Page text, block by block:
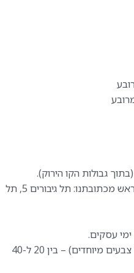
איסוף עצמי – ללא עלות, בתיאום מראש מכתובתנו: תל גיבורים 5, תל
מוצרים בהתאמה אישית (מידות ו/או צבעים מיוחדים) – בין 20 ל-40